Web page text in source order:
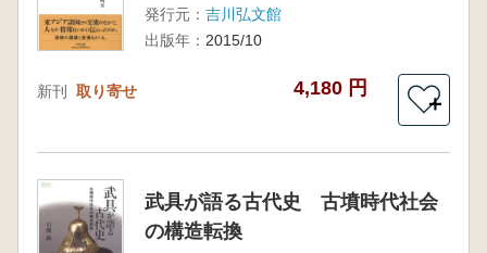
発行元： 吉川弘文館
出版年： 2015/10
新刊 取り寄せ 4,180 円
＋
武具が語る古代史 古墳時代社会
の構造転換